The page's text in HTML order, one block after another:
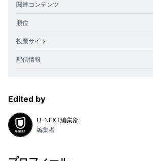
関連コンテンツ
順位
投票サイト
配信情報
Edited by
U-NEXT編集部
編集者